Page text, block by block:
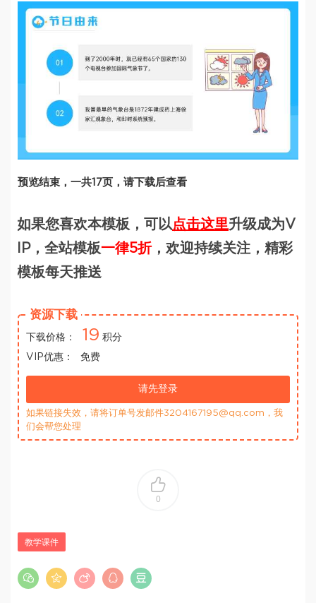
预览结束，一共17页，请下载后查看
如果您喜欢本模板，可以点击这里升级成为V
IP，全站模板一律5折，欢迎持续关注，精彩
模板每天推送
资源下载
下载价格： 19 积分
VIP优惠：
免费
请先登录
如果链接失效，请将订单号发邮件3204167195@qq.com，我
们会帮您处理
0
教学课件